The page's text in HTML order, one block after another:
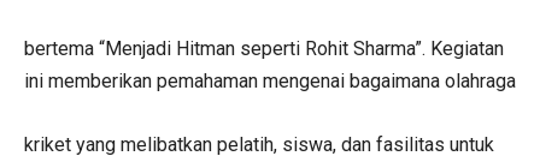
bertema “Menjadi Hitman seperti Rohit Sharma”. Kegiatan
ini memberikan pemahaman mengenai bagaimana olahraga
kriket yang melibatkan pelatih, siswa, dan fasilitas untuk